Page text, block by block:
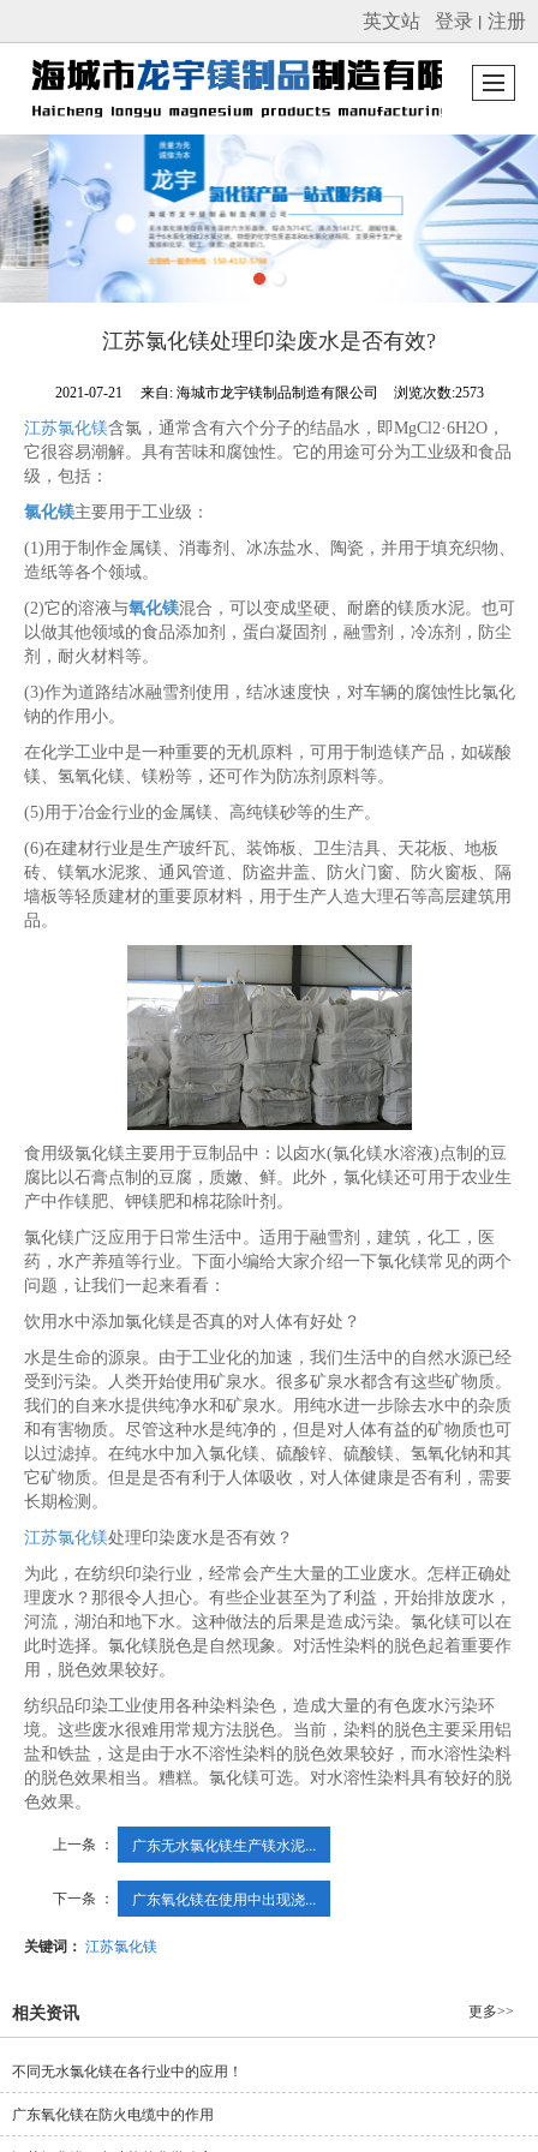
很遗憾，因您的浏览器版本过低导致无法获得最佳浏览体验，推荐下载安装谷歌浏览器！
英文站 登录 丨 注册
江苏氯化镁处理印染废水是否有效?
2021-07-21 来自: 海城市龙宇镁制品制造有限公司 浏览次数:2573
江苏氯化镁含氯，通常含有六个分子的结晶水，即MgCl2·6H2O，
它很容易潮解。具有苦味和腐蚀性。它的用途可分为工业级和食品
级，包括：
氯化镁主要用于工业级：
(1)用于制作金属镁、消毒剂、冰冻盐水、陶瓷，并用于填充织物、
造纸等各个领域。
(2)它的溶液与氧化镁混合，可以变成坚硬、耐磨的镁质水泥。也可
以做其他领域的食品添加剂，蛋白凝固剂，融雪剂，冷冻剂，防尘
剂，耐火材料等。
(3)作为道路结冰融雪剂使用，结冰速度快，对车辆的腐蚀性比氯化
钠的作用小。
在化学工业中是一种重要的无机原料，可用于制造镁产品，如碳酸
镁、氢氧化镁、镁粉等，还可作为防冻剂原料等。
(5)用于冶金行业的金属镁、高纯镁砂等的生产。
(6)在建材行业是生产玻纤瓦、装饰板、卫生洁具、天花板、地板
砖、镁氧水泥浆、通风管道、防盗井盖、防火门窗、防火窗板、隔
墙板等轻质建材的重要原材料，用于生产人造大理石等高层建筑用
品。
食用级氯化镁主要用于豆制品中：以卤水(氯化镁水溶液)点制的豆
腐比以石膏点制的豆腐，质嫩、鲜。此外，氯化镁还可用于农业生
产中作镁肥、钾镁肥和棉花除叶剂。
氯化镁广泛应用于日常生活中。适用于融雪剂，建筑，化工，医
药，水产养殖等行业。下面小编给大家介绍一下氯化镁常见的两个
问题，让我们一起来看看：
饮用水中添加氯化镁是否真的对人体有好处？
水是生命的源泉。由于工业化的加速，我们生活中的自然水源已经
受到污染。人类开始使用矿泉水。很多矿泉水都含有这些矿物质。
我们的自来水提供纯净水和矿泉水。用纯水进一步除去水中的杂质
和有害物质。尽管这种水是纯净的，但是对人体有益的矿物质也可
以过滤掉。在纯水中加入氯化镁、硫酸锌、硫酸镁、氢氧化钠和其
它矿物质。但是是否有利于人体吸收，对人体健康是否有利，需要
长期检测。
江苏氯化镁处理印染废水是否有效？
为此，在纺织印染行业，经常会产生大量的工业废水。怎样正确处
理废水？那很令人担心。有些企业甚至为了利益，开始排放废水，
河流，湖泊和地下水。这种做法的后果是造成污染。氯化镁可以在
此时选择。氯化镁脱色是自然现象。对活性染料的脱色起着重要作
用，脱色效果较好。
纺织品印染工业使用各种染料染色，造成大量的有色废水污染环
境。这些废水很难用常规方法脱色。当前，染料的脱色主要采用铝
盐和铁盐，这是由于水不溶性染料的脱色效果较好，而水溶性染料
的脱色效果相当。糟糕。氯化镁可选。对水溶性染料具有较好的脱
色效果。
上一条 ： 广东无水氯化镁生产镁水泥...
下一条 ： 广东氧化镁在使用中出现浇...
关键词： 江苏氯化镁
相关资讯 更多>>
不同无水氯化镁在各行业中的应用！
广东氧化镁在防火电缆中的作用